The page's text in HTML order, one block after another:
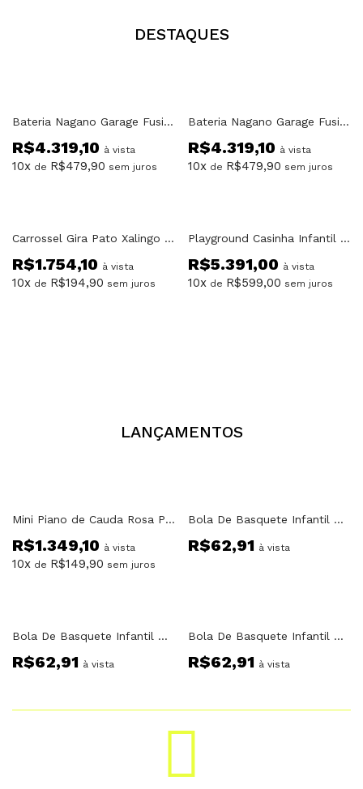
DESTAQUES
Bateria Nagano Garage Fusion 20 MWT
R$4.319,10 à vista
10x de R$479,90 sem juros
Bateria Nagano Garage Fusion 20 NBS
R$4.319,10 à vista
10x de R$479,90 sem juros
Carrossel Gira Pato Xalingo 09854
R$1.754,10 à vista
10x de R$194,90 sem juros
Playground Casinha Infantil Lol Xalingo Rosa e Azul 21743
R$5.391,00 à vista
10x de R$599,00 sem juros
LANÇAMENTOS
Mini Piano de Cauda Rosa Piano 30 PK
R$1.349,10 à vista
10x de R$149,90 sem juros
Bola De Basquete Infantil Do Homem Aranha
R$62,91 à vista
Bola De Basquete Infantil Do Capitão América
R$62,91 à vista
Bola De Basquete Infantil Do Espetacular Homem Aranha Vermelho
R$62,91 à vista